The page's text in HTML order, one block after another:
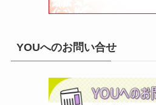
YOUへのお問い合せ